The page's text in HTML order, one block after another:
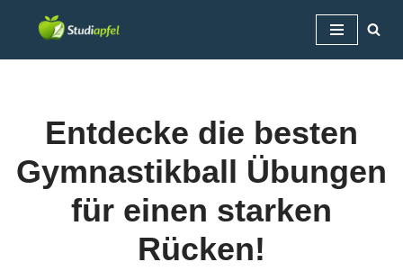
Entdecke die besten
Gymnastikball Übungen
für einen starken
Rücken!